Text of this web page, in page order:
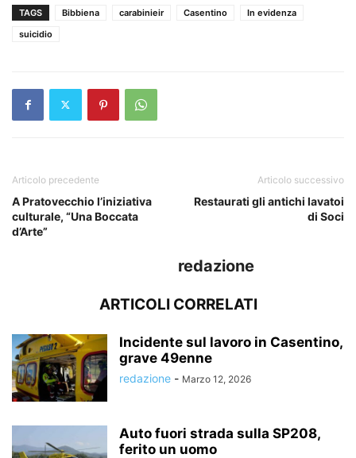
TAGS Bibbiena carabinieir Casentino
In evidenza
suicidio
Articolo precedente
A Pratovecchio l’iniziativa
culturale, “Una Boccata
d’Arte”
Articolo successivo
Restaurati gli antichi lavatoi
di Soci
redazione
ARTICOLI CORRELATI
Incidente sul lavoro in Casentino,
grave 49enne
redazione - Marzo 12, 2026
Auto fuori strada sulla SP208,
ferito un uomo